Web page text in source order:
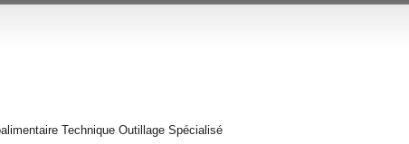
Technique Outillage Spécialisé